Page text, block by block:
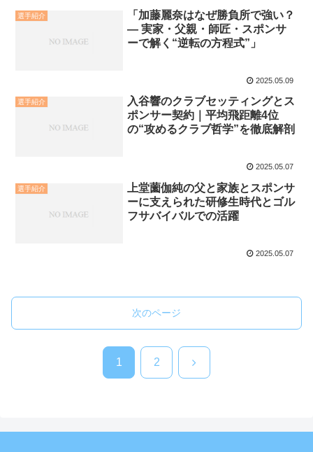
選手紹介
「加藤麗奈はなぜ勝負所で強い？
― 実家・父親・師匠・スポンサ
ーで解く“逆転の方程式”」
2025.05.09
選手紹介
入谷響のクラブセッティングとス
ポンサー契約｜平均飛距離4位
の“攻めるクラブ哲学”を徹底解剖
2025.05.07
選手紹介
上堂薗伽純の父と家族とスポンサ
ーに支えられた研修生時代とゴル
フサバイバルでの活躍
2025.05.07
次のページ
1 2 次